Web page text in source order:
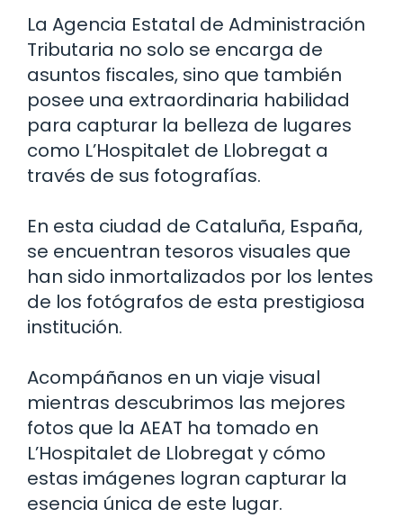
La Agencia Estatal de Administración
Tributaria no solo se encarga de
asuntos fiscales, sino que también
posee una extraordinaria habilidad
para capturar la belleza de lugares
como L’Hospitalet de Llobregat a
través de sus fotografías.
En esta ciudad de Cataluña, España,
se encuentran tesoros visuales que
han sido inmortalizados por los lentes
de los fotógrafos de esta prestigiosa
institución.
Acompáñanos en un viaje visual
mientras descubrimos las mejores
fotos que la AEAT ha tomado en
L’Hospitalet de Llobregat y cómo
estas imágenes logran capturar la
esencia única de este lugar.